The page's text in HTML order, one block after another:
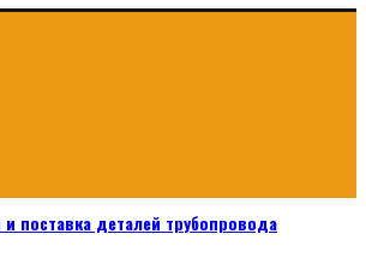
поставка деталей трубопровода